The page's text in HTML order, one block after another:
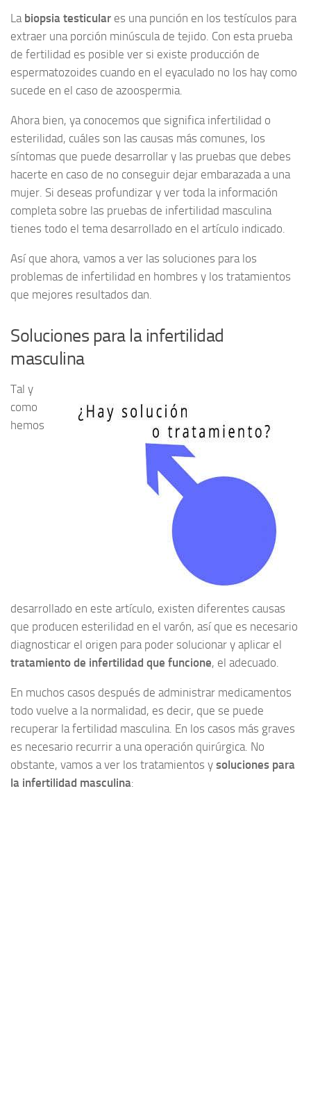
La biopsia testicular es una punción en los testículos para
extraer una porción minúscula de tejido. Con esta prueba
de fertilidad es posible ver si existe producción de
espermatozoides cuando en el eyaculado no los hay como
sucede en el caso de azoospermia.
Ahora bien, ya conocemos que significa infertilidad o
esterilidad, cuáles son las causas más comunes, los
síntomas que puede desarrollar y las pruebas que debes
hacerte en caso de no conseguir dejar embarazada a una
mujer. Si deseas profundizar y ver toda la información
completa sobre las pruebas de infertilidad masculina
tienes todo el tema desarrollado en el artículo indicado.
Así que ahora, vamos a ver las soluciones para los
problemas de infertilidad en hombres y los tratamientos
que mejores resultados dan.
Soluciones para la infertilidad
masculina
Tal y
como
hemos
desarrollado en este artículo, existen diferentes causas
que producen esterilidad en el varón, así que es necesario
diagnosticar el origen para poder solucionar y aplicar el
tratamiento de infertilidad que funcione, el adecuado.
En muchos casos después de administrar medicamentos
todo vuelve a la normalidad, es decir, que se puede
recuperar la fertilidad masculina. En los casos más graves
es necesario recurrir a una operación quirúrgica. No
obstante, vamos a ver los tratamientos y soluciones para
la infertilidad masculina: